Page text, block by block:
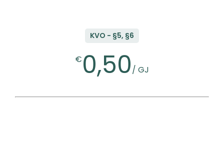
KVO - §5, §6
€0,50/ GJ